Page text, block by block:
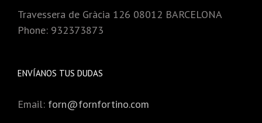
Travessera de Gràcia 126 08012 BARCELONA
Phone: 932373873
ENVÍANOS TUS DUDAS
Email: forn@fornfortino.com